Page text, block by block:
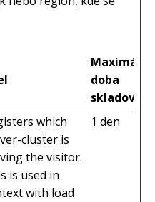
Maximální
doba
skladování
which
cluster is
the visitor.
is used in
with load
1 den